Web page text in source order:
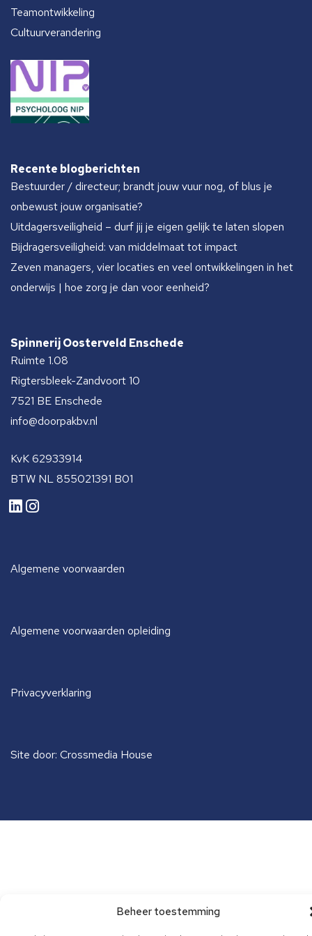
Beheer toestemming
Teamontwikkeling
Cultuurverandering
Recente blogberichten
Bestuurder / directeur; brandt jouw vuur nog, of blus je
onbewust jouw organisatie?
Uitdagersveiligheid – durf jij je eigen gelijk te laten slopen
Bijdragersveiligheid: van middelmaat tot impact
Zeven managers, vier locaties en veel ontwikkelingen in het
onderwijs | hoe zorg je dan voor eenheid?
Spinnerij Oosterveld Enschede
Ruimte 1.08
Rigtersbleek-Zandvoort 10
7521 BE Enschede
info@doorpakbv.nl
KvK 62933914
BTW NL 855021391 B01
Algemene voorwaarden
Algemene voorwaarden opleiding
Privacyverklaring
Site door: Crossmedia House